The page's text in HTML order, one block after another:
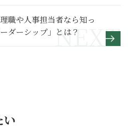
職や人事担当者なら知っ
ダーシップ」とは？
い